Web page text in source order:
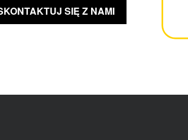
SIĘ Z NAMI